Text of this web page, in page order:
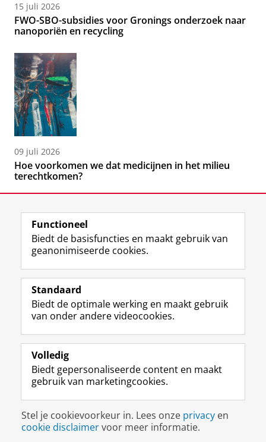
15 juli 2026
FWO-SBO-subsidies voor Gronings onderzoek naar
nanoporiën en recycling
09 juli 2026
Hoe voorkomen we dat medicijnen in het milieu
terechtkomen?
Volg de RUG
F
a
e
b
o
p
a
i
n
a
L
i
k
e
I
-
p
g
i
n
R
S
-
f
e
R
k
s
u
I
n
t
r
m
c
c
o
Y
o
T
e
k
a
a
Studiekiezers
Alumni
Over ons
Disclaimer & Copyright
Inloggen
Functioneel
Biedt de basisfuncties en maakt gebruik van
geanonimiseerde cookies.
Standaard
Biedt de optimale werking en maakt gebruik
van onder andere videocookies.
Volledig
Biedt gepersonaliseerde content en maakt
gebruik van marketingcookies.
Stel je cookievoorkeur in. Lees onze privacy en
cookie disclaimervoor meer informatie.